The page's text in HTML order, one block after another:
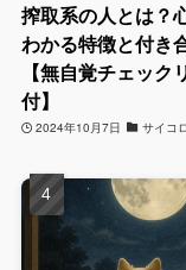
搾取系の人とは？
わかる特徴と付き
【無自覚チェック
付】
2024年10月7日 サイコ